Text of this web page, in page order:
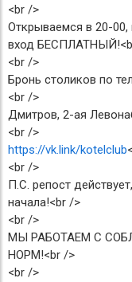
<br />
Открываемся в 20-
вход
<br />
Бронь столиков по
<br />
Дмитров, 2-ая
<br />
https://vk.link/kotelclub
<br />
П.С. репост
начала!<br />
<br />
МЫ РАБОТАЕМ С
НОРМ!<br />
<br />